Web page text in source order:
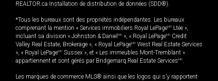
REALTOR.ca Installation de distribution de données (SDD®).
*Tous les bureaux sont des propriétés indépendantes. Les bureaux
comprenant la mention « Services immobiliers Royal LePageMD Ltée »,
incluant sa division « Johnston & Daniel MD », « Royal LePageMD Credit
Valley Real Estate, Brokerage », « Royal LePageMD West Real Estate Services
», « Royal LePageMD Sussex », et « Les immeubles Mont-Tremblant »
appartiennent et sont gérés par Bridgemarq Real Estate ServicesMD.
Les marques de commerce MLS® ainsi que les logos qui s'y rapportent